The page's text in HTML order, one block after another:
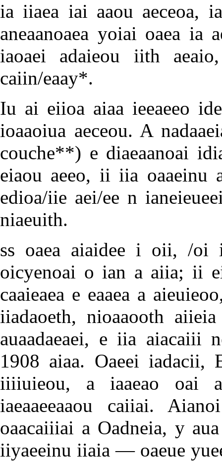
ia iiaea iai aaou aeceoa,
aneaanoaea yoiai oaea ia
iaoaei adaieou iith
caiin/eaay*.
Iu ai eiioa aiaa ieeaeeo
ioaaoiua aeceou. A
couche**) e diaeaanoai
eiaou aeeo, ii iia oaaeinu
edioa/iie aei/ee n
niaeuith.
ss oaea aiaidee i oii, /oi
oicyenoai o ian a aiia; ii
caaieaea e eaaea a
iiadaoeth, nioaaooth
auaadaeaei, e iia aiacaiii
1908 aiaa. Oaeei
iiiiuieou, a iaaeao oai
iaeaaeeaaou caiiai.
oaacaiiiai a Oadneia, y
iiyaeeinu iiaia — oaeue